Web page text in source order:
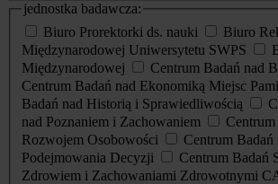
jednostka badawcza:
Biuro Prorektorki ds. nauki
Biuro
Międzynarodowej Uniwersytetu SWPS
Międzynarodowej
Centrum Badań nad
Centrum Badań nad Ekonomiką Miejsc
Badań nad Historią i Sprawiedliwością
nad Poznaniem i Zachowaniem
Centrum
Rozwojem Osobowości
Centrum Badań
Podejmowania Decyzji
Centrum Badań
Zdrowiem i Zachowaniami Zdrowotnymi